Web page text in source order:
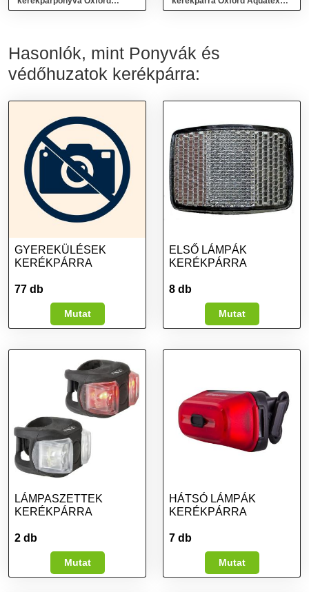
Aquatex Double (fekete/ezüst)
Triple fekete/ezüst
Hasonlók, mint Ponyvák és
védőhuzatok kerékpárra:
GYEREKÜLÉSEK
KERÉKPÁRRA
77 db
Mutat
ELSŐ LÁMPÁK
KERÉKPÁRRA
8 db
Mutat
LÁMPASZETTEK
KERÉKPÁRRA
2 db
Mutat
HÁTSÓ LÁMPÁK
KERÉKPÁRRA
7 db
Mutat